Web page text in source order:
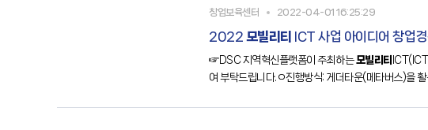
창업보육센터 2022-04-01 16:25:29
2022 모빌리티 ICT 사업 아이디어 창업
☞DSC 지역혁신플랫폼이 주최하는모빌리티
여 부탁드립니다.ㅇ진행방식: 게더타운(메타버스)을